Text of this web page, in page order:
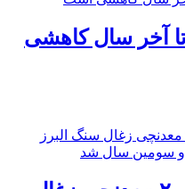
آخر سال کاهشی